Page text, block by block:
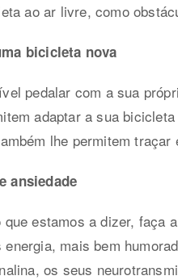
ao ar livre, como
bicicleta nova
pedalar com a sua
adaptar a sua
lhe permitem
ansiedade
que estamos a dizer, faça
energia, mais bem
os seus